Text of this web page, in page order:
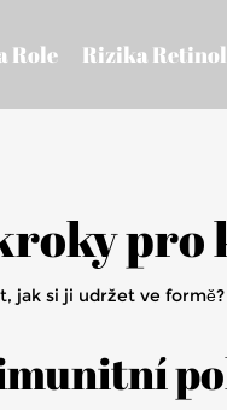
Rizika
Role
pro
jak si ji udržet ve